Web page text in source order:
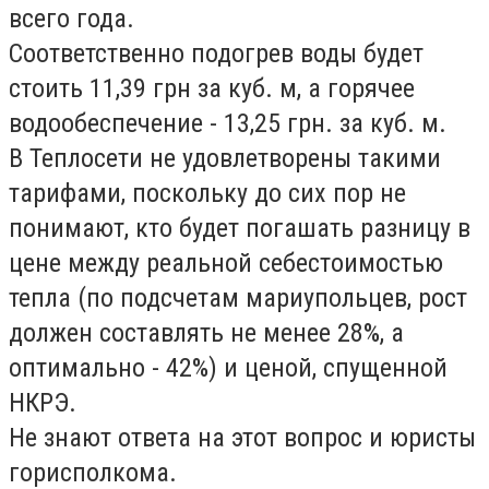
всего года.
Соответственно подогрев воды будет
стоить 11,39 грн за куб. м, а горячее
водообеспечение - 13,25 грн. за куб. м.
В Теплосети не удовлетворены такими
тарифами, поскольку до сих пор не
понимают, кто будет погашать разницу в
цене между реальной себестоимостью
тепла (по подсчетам мариупольцев, рост
должен составлять не менее 28%, а
оптимально - 42%) и ценой, спущенной
НКРЭ.
Не знают ответа на этот вопрос и юристы
горисполкома.